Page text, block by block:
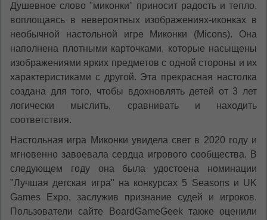
Душевное слово "миконки" приносит радость и тепло,
воплощаясь в невероятных изображениях-иконках в
необычной настольной игре Миконки (Micons). Она
наполнена плотными карточками, которые насыщены
изображениями ярких предметов с одной стороны и их
характеристиками с другой. Эта прекрасная настолка
создана для того, чтобы вдохновлять детей от 3 лет
логически мыслить, сравнивать и находить
соответствия.
Настольная игра Миконки увидела свет в 2020 году и
мгновенно завоевала сердца игрового сообщества. В
следующем году она была удостоена номинации
"Лучшая детская игра" на конкурсах 5 Seasons и UK
Games Expo, заслужив признание судей и игроков.
Пользователи сайте BoardGameGeek также оценили